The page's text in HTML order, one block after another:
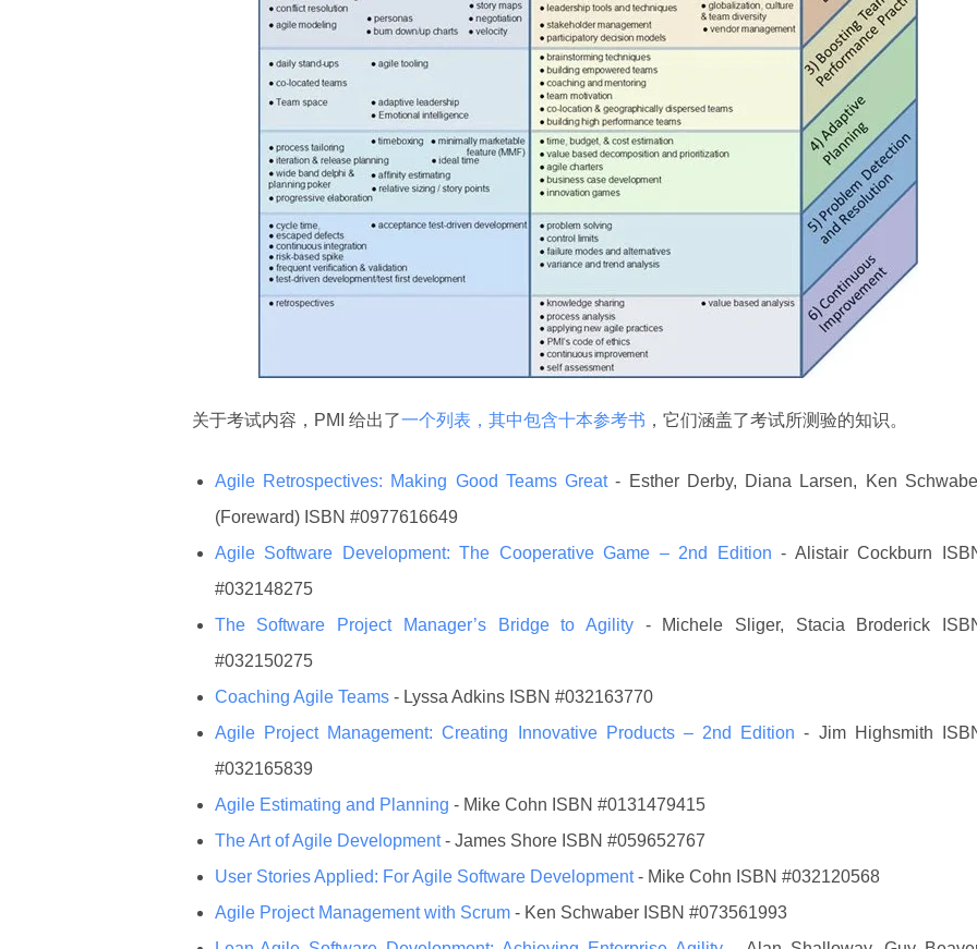
关于考试内容，PMI 给出了一个列表，其中包含十本参考书 ，它们涵盖了考试所测验的知识。
Agile Retrospectives: Making Good Teams Great- Esther Derby, Diana Larsen, Ken
(Foreward) ISBN #0977616649
Agile Software Development: The Cooperative Game – 2nd Edition- Alistair Cockburn
#032148275
The Software Project Manager’s Bridge to Agility - Michele Sliger, Stacia Broderick
#032150275
Coaching Agile Teams - Lyssa Adkins ISBN #032163770
Agile Project Management: Creating Innovative Products – 2nd Edition- Jim Highsmith
#032165839
Agile Estimating and Planning - Mike Cohn ISBN #0131479415
The Art of Agile Development- James Shore ISBN #059652767
User Stories Applied: For Agile Software Development- Mike Cohn ISBN #032120568
Agile Project Management with Scrum - Ken Schwaber ISBN #073561993